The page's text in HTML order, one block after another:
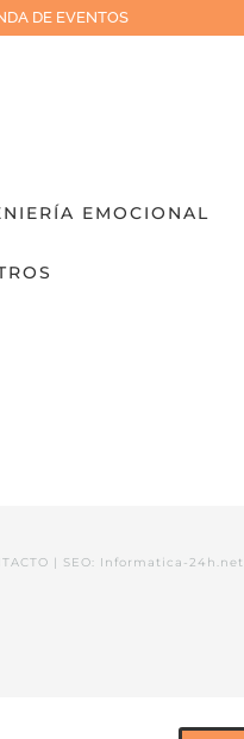
DE EVENTOS
EMOCIONAL
| SEO: Informatica-24h.net